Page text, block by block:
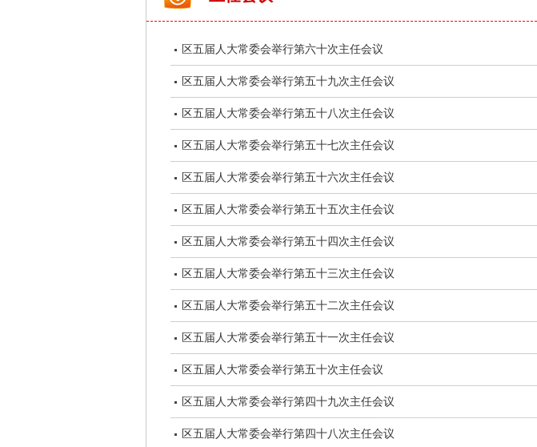
区五届人大常委会举行第六十次主任会议
区五届人大常委会举行第五十九次主任会议
区五届人大常委会举行第五十八次主任会议
区五届人大常委会举行第五十七次主任会议
区五届人大常委会举行第五十六次主任会议
区五届人大常委会举行第五十五次主任会议
区五届人大常委会举行第五十四次主任会议
区五届人大常委会举行第五十三次主任会议
区五届人大常委会举行第五十二次主任会议
区五届人大常委会举行第五十一次主任会议
区五届人大常委会举行第五十次主任会议
区五届人大常委会举行第四十九次主任会议
区五届人大常委会举行第四十八次主任会议